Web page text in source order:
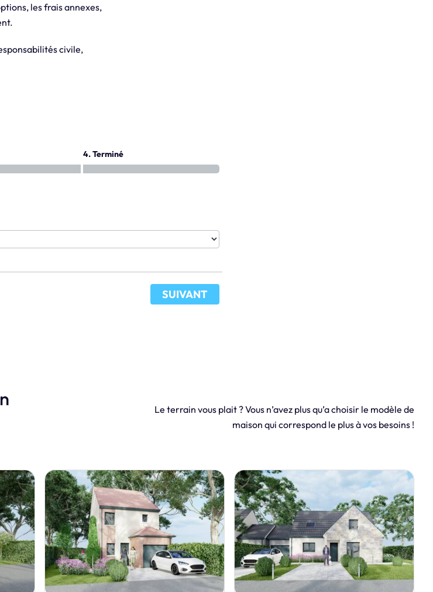
les frais annexes,
civile,
4. Terminé
SUIVANT
Le terrain vous plait ? Vous n’avez plus qu’a choisir le modèle de
maison qui correspond le plus à vos besoins !